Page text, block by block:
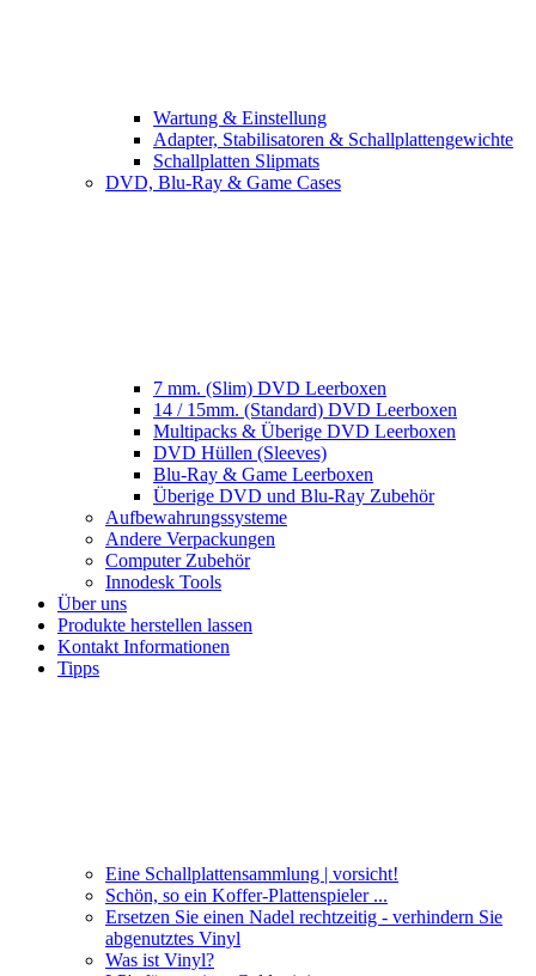
Wartung & Einstellung
Adapter, Stabilisatoren & Schallplattengewichte
Schallplatten Slipmats
DVD, Blu-Ray & Game Cases
7 mm. (Slim) DVD Leerboxen
14 / 15mm. (Standard) DVD Leerboxen
Multipacks & Überige DVD Leerboxen
DVD Hüllen (Sleeves)
Blu-Ray & Game Leerboxen
Überige DVD und Blu-Ray Zubehör
Aufbewahrungssysteme
Andere Verpackungen
Computer Zubehör
Innodesk Tools
Über uns
Produkte herstellen lassen
Kontakt Informationen
Tipps
Eine Schallplattensammlung | vorsicht!
Schön, so ein Koffer-Plattenspieler ...
Ersetzen Sie einen Nadel rechtzeitig - verhindern Sie
abgenutztes Vinyl
Was ist Vinyl?